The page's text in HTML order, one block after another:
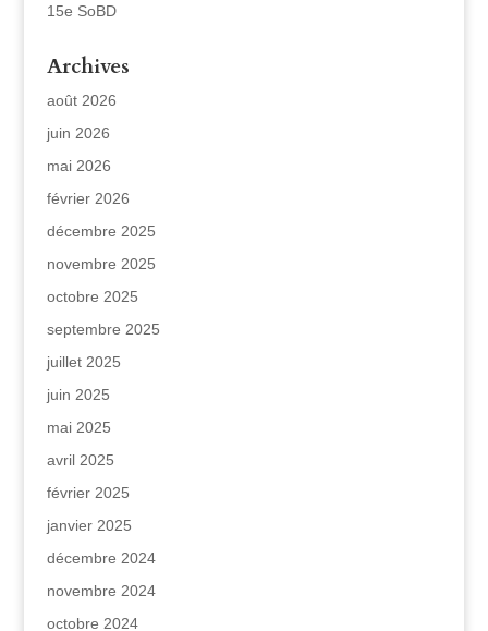
15e SoBD
Archives
août 2026
juin 2026
mai 2026
février 2026
décembre 2025
novembre 2025
octobre 2025
septembre 2025
juillet 2025
juin 2025
mai 2025
avril 2025
février 2025
janvier 2025
décembre 2024
novembre 2024
octobre 2024